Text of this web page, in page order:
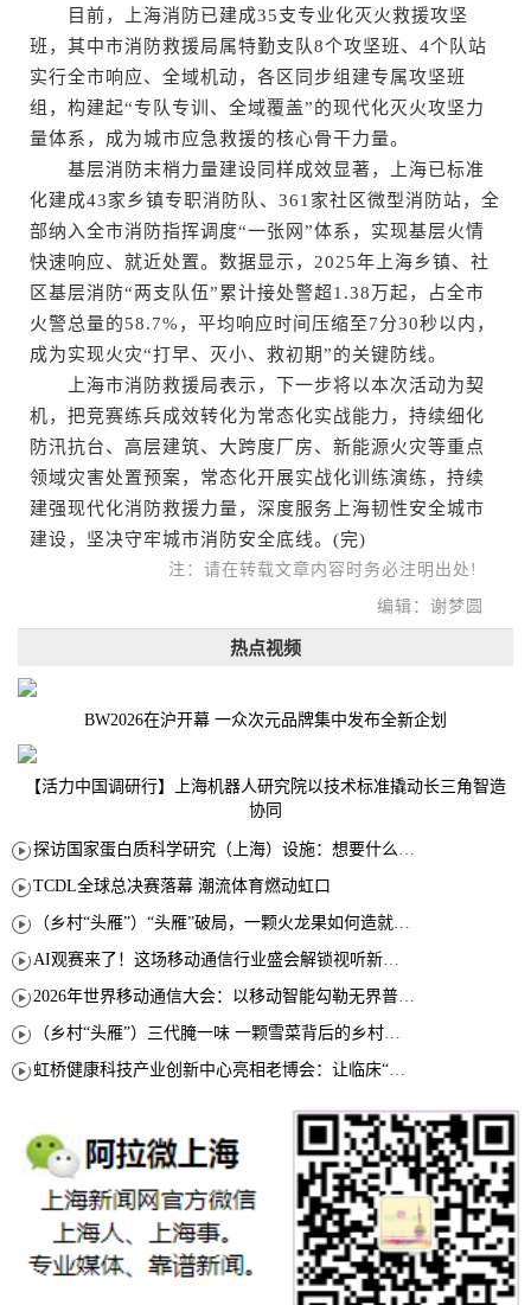
目前，上海消防已建成35支专业化灭火救援攻坚
班，其中市消防救援局属特勤支队8个攻坚班、4个队站
实行全市响应、全域机动，各区同步组建专属攻坚班
组，构建起“专队专训、全域覆盖”的现代化灭火攻坚力
量体系，成为城市应急救援的核心骨干力量。
基层消防末梢力量建设同样成效显著，上海已标准
化建成43家乡镇专职消防队、361家社区微型消防站，全
部纳入全市消防指挥调度“一张网”体系，实现基层火情
快速响应、就近处置。数据显示，2025年上海乡镇、社
区基层消防“两支队伍”累计接处警超1.38万起，占全市
火警总量的58.7%，平均响应时间压缩至7分30秒以内，
成为实现火灾“打早、灭小、救初期”的关键防线。
上海市消防救援局表示，下一步将以本次活动为契
机，把竞赛练兵成效转化为常态化实战能力，持续细化
防汛抗台、高层建筑、大跨度厂房、新能源火灾等重点
领域灾害处置预案，常态化开展实战化训练演练，持续
建强现代化消防救援力量，深度服务上海韧性安全城市
建设，坚决守牢城市消防安全底线。(完)
注：请在转载文章内容时务必注明出处!
编辑：谢梦圆
热点视频
BW2026在沪开幕 一众次元品牌集中发布全新企划
【活力中国调研行】上海机器人研究院以技术标准撬动长三角智造
协同
探访国家蛋白质科学研究（上海）设施：想要什么蛋白 AI直接设计合成
TCDL全球总决赛落幕 潮流体育燃动虹口
（乡村“头雁”）“头雁”破局，一颗火龙果如何造就沪上乡村特色产业化路径
AI观赛来了！这场移动通信行业盛会解锁视听新玩法
2026年世界移动通信大会：以移动智能勾勒无界普惠新愿景
（乡村“头雁”）三代腌一味 一颗雪菜背后的乡村致富经
虹桥健康科技产业创新中心亮相老博会：让临床“需求”定义银发经济新生态